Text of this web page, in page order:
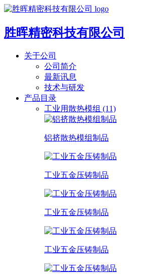
胜晖精密科技有限公司
关于公司
公司简介
最新讯息
技术与研发
产品目录
工业用散热模组 (11)
铝挤散热模组制品
工业五金压铸制品
工业五金压铸制品
工业五金压铸制品